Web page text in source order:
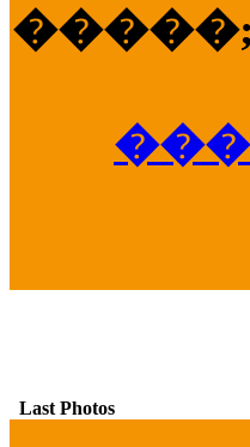
�����;
Last Photos